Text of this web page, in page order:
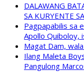
DALAWANG
SA KURYENTE
Pagpapabilis sa
Apollo Quiboloy,
Magat Dam,
Ilang Maleta
Pangulong